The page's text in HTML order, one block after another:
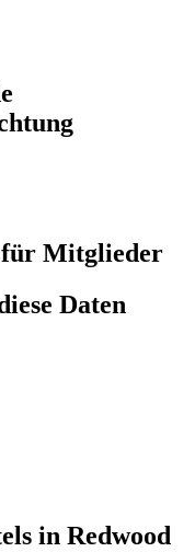
für Mitglieder
Daten
in Redwood